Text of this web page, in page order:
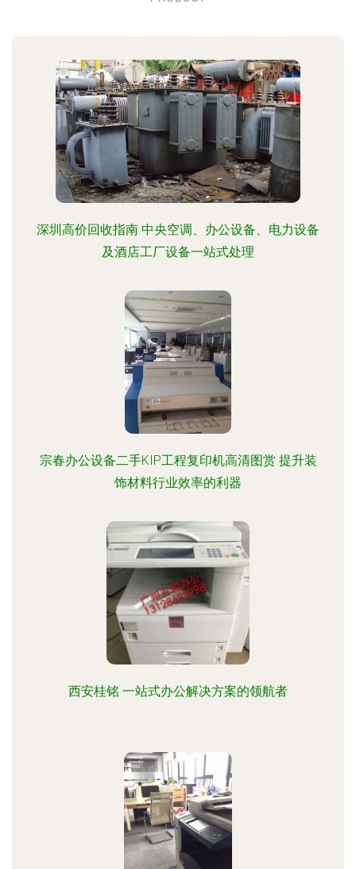
深圳高价回收指南 中央空调、办公设备、电力设备
及酒店工厂设备一站式处理
宗春办公设备二手KIP工程复印机高清图赏 提升装
饰材料行业效率的利器
西安桂铭 一站式办公解决方案的领航者